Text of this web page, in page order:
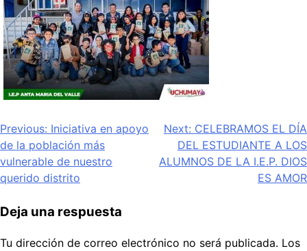
Navegación
de
entradas
Previous: Iniciativa en apoyo
de la población más
vulnerable de nuestro
querido distrito
Next: CELEBRAMOS EL DÍA
DEL ESTUDIANTE A LOS
ALUMNOS DE LA I.E.P. DIOS
ES AMOR
Deja una respuesta
Tu dirección de correo electrónico no será publicada. Los